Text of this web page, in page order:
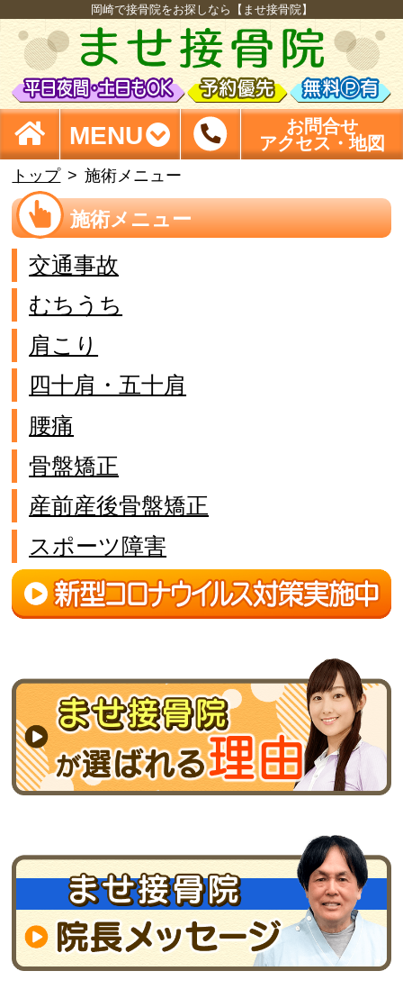
岡崎で接骨院をお探しなら【ませ接骨院】
MENU
お問合せ
アクセス・地図
トップ 施術メニュー
施術メニュー
交通事故
むちうち
肩こり
四十肩・五十肩
腰痛
骨盤矯正
産前産後骨盤矯正
スポーツ障害